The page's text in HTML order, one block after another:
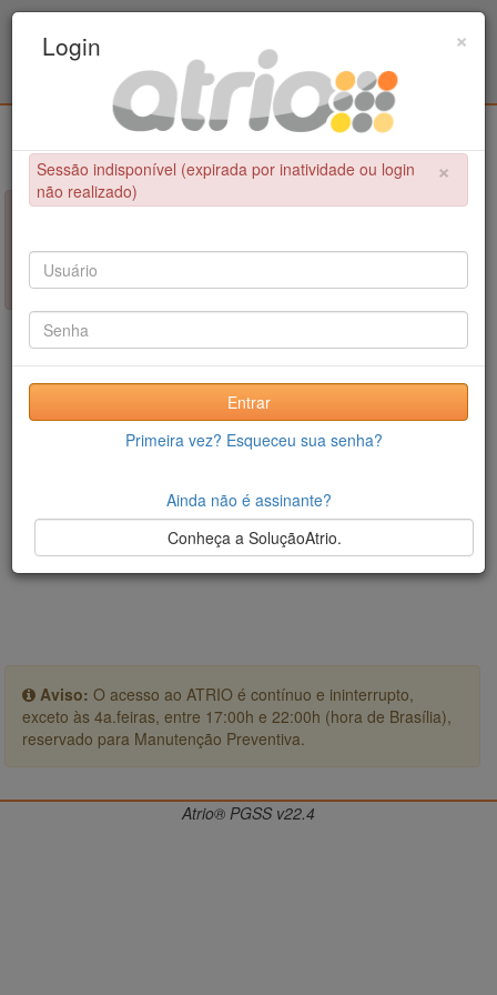
Civil / UPE
×
NÃO FOI POSSÍVEL CONCLUIR A OPERAÇÃO
Sessão indisponível (expirada por inatividade ou login não
realizado)
Aviso: O acesso ao ATRIO é contínuo e ininterrupto,
exceto às 4a.feiras, entre 17:00h e 22:00h (hora de Brasília),
reservado para Manutenção Preventiva.
×
Login
×
Sessão indisponível (expirada por inatividade ou login
não realizado)
Entrar
Primeira vez? Esqueceu sua senha?
Ainda não é assinante?
Conheça a SoluçãoAtrio.
Atrio® PGSS v22.4